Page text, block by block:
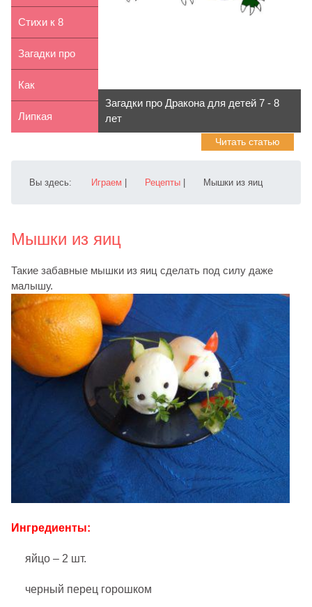
дет...
Стихи к 8
марта для
детей 2-4 лет
Загадки про
Дракона для
детей 2...
Как
нарисовать
пород)
Липкая
Загадки про Дракона для детей 7 - 8
лет
Читать статью
Вы здесь: Играем Рецепты Мышки из яиц
Мышки из яиц
Такие забавные мышки из яиц сделать под силу даже
малышу.
Ингредиенты:
яйцо – 2 шт.
черный перец горошком